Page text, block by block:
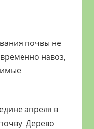
почвы не
навоз,
апреля в
Дерево